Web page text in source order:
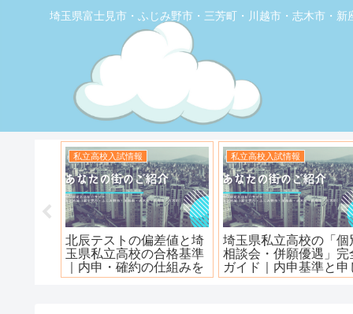
埼玉県富士見市・ふじみ野市・三芳町・川越市・志木市・
お店の覆面取材
【トナリエふじみ野】ワ
ンダーステーキ🥩😋
お店の覆面取材
【新座】日曜ロピア寿